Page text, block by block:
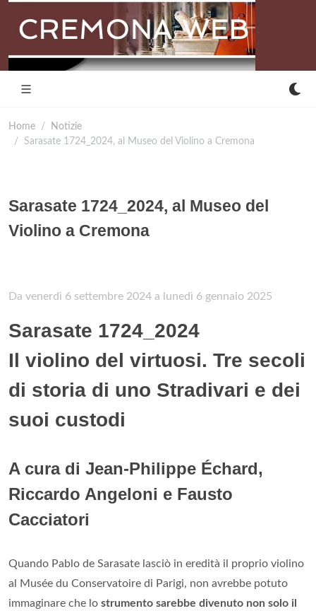
Home
Notizie
Sarasate 1724_2024, al Museo del Violino a Cremona
Sarasate 1724_2024, al Museo del
Violino a Cremona
Da venerdì 6 settembre 2024 a lunedì 6 gennaio 2025
Sarasate 1724_2024
Il violino del virtuosi. Tre secoli
di storia di uno Stradivari e dei
suoi custodi
A cura di Jean-Philippe Échard,
Riccardo Angeloni e Fausto
Cacciatori
Quando Pablo de Sarasate lasciò in eredità il proprio violino
al Musée du Conservatoire di Parigi, non avrebbe potuto
immaginare che lo strumento sarebbe divenuto non solo il